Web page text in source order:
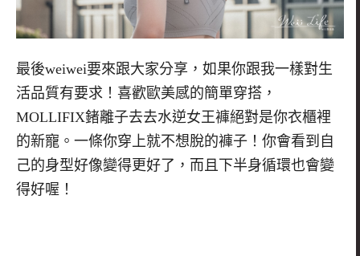
最後weiwei要來跟大家分享，如果你跟我一樣對生
活品質有要求！喜歡歐美感的簡單穿搭，
MOLLIFIX鍺離子去去水逆女王褲絕對是你衣櫃裡
的新寵。一條你穿上就不想脫的褲子！你會看到自
己的身型好像變得更好了，而且下半身循環也會變
得好喔！